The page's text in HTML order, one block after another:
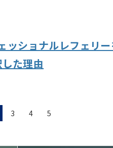
ッショナルレフェリ
た理由
3 4 5